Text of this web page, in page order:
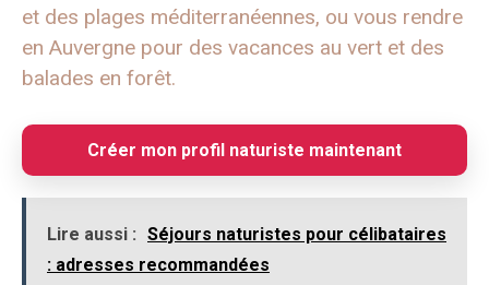
et des plages méditerranéennes, ou vous rendre
en Auvergne pour des vacances au vert et des
balades en forêt.
Créer mon profil naturiste maintenant
Lire aussi : Séjours naturistes pour célibataires
: adresses recommandées